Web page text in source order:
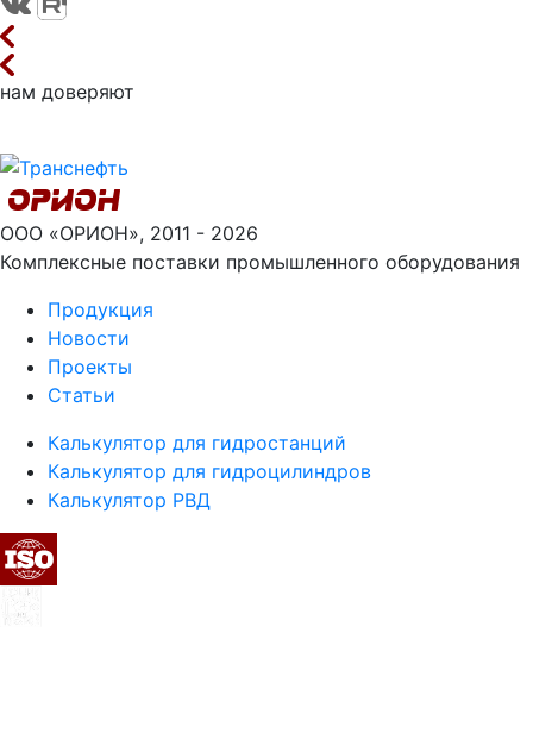
нам доверяют
ООО «ОРИОН», 2011 - 2026
Комплексные поставки промышленного оборудования
Продукция
Новости
Проекты
Статьи
Калькулятор для гидростанций
Калькулятор для гидроцилиндров
Калькулятор РВД